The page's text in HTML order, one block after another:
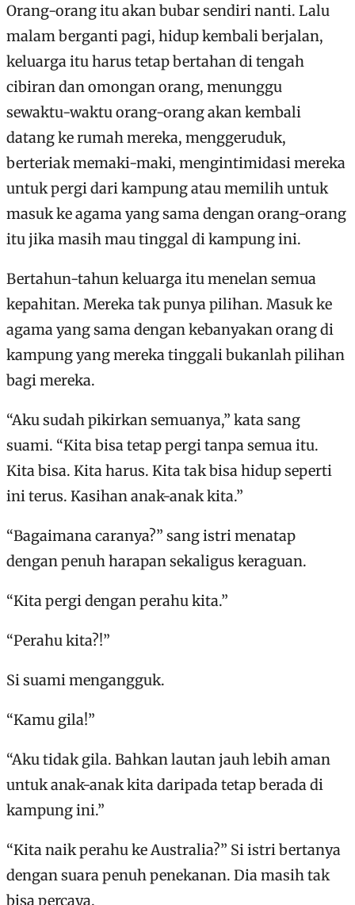
Orang-orang itu akan bubar sendiri nanti. Lalu
malam berganti pagi, hidup kembali berjalan,
keluarga itu harus tetap bertahan di tengah
cibiran dan omongan orang, menunggu
sewaktu-waktu orang-orang akan kembali
datang ke rumah mereka, menggeruduk,
berteriak memaki-maki, mengintimidasi mereka
untuk pergi dari kampung atau memilih untuk
masuk ke agama yang sama dengan orang-orang
itu jika masih mau tinggal di kampung ini.
Bertahun-tahun keluarga itu menelan semua
kepahitan. Mereka tak punya pilihan. Masuk ke
agama yang sama dengan kebanyakan orang di
kampung yang mereka tinggali bukanlah pilihan
bagi mereka.
“Aku sudah pikirkan semuanya,” kata sang
suami. “Kita bisa tetap pergi tanpa semua itu.
Kita bisa. Kita harus. Kita tak bisa hidup seperti
ini terus. Kasihan anak-anak kita.”
“Bagaimana caranya?” sang istri menatap
dengan penuh harapan sekaligus keraguan.
“Kita pergi dengan perahu kita.”
“Perahu kita?!”
Si suami mengangguk.
“Kamu gila!”
“Aku tidak gila. Bahkan lautan jauh lebih aman
untuk anak-anak kita daripada tetap berada di
kampung ini.”
“Kita naik perahu ke Australia?” Si istri bertanya
dengan suara penuh penekanan. Dia masih tak
bisa percaya.